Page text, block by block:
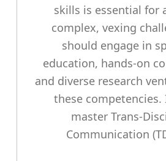
skills is essential for
complex, vexing
should engage in
education, hands-on
and diverse research
these
master Trans-
Communication